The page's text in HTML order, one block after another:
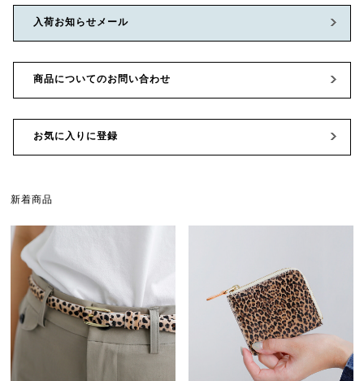
入荷お知らせメール
商品についてのお問い合わせ
お気に入りに登録
新着商品